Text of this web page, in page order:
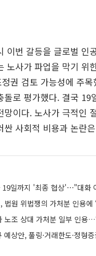
이번 갈등을 글로벌 인
노사가 파업을 막기 위
권 검토 가능성에 주
돌로 평가했다. 결국 19
망이다. 노사가 극적인
싼 사회적 비용과 논란
19일까지 '최종 협상'⋯"대화
법원 위법쟁의 가처분 인용
노조 상대 가처분 일부 인용
상안, 풀링·거래한도·정형